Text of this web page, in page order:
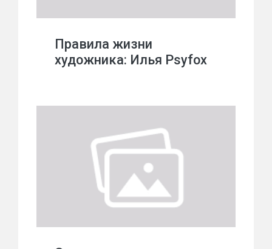
Правила жизни
художника: Илья Psyfox